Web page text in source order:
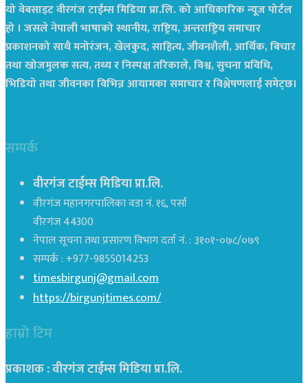
यो वेबसाइट वीरगंज टाईम्स मिडिया प्रा.लि. को आधिकारिक न्यूज पोर्टल
हो । जसले नेपाली भाषाको स्थानीय, राष्ट्रिय, अन्तराष्ट्रिय समाचार
प्रकाशनको साथै मनोरंजन, खेलकुद, साहित्य, जीवनशैली, आर्थिक, बिचार
तथा खोजमुलक सत्य, तथ्य र निस्पक्ष तरिकाले, विश्व, सुचना प्रविधि,
भिडियो तथा जीवनका विभिन्न आयामका समाचार र विश्लेषणलाई समेट्छ।
सम्पर्क
वीरगंज टाईम्स मिडिया प्रा.लि.
वीरगंज महानगरपालिका वडा नं. १६, पर्सा
वीरगंज 44300
नेपाल सूचना तथा प्रसारण विभाग दर्ता नं. : ३१०१-०७८/०७९
सम्पर्क : +977-9855014253
timesbirgunj@gmail.com
https://birgunjtimes.com/
हाम्रो टिम
प्रकाशक : वीरगंज टाईम्स मिडिया प्रा‍.लि.